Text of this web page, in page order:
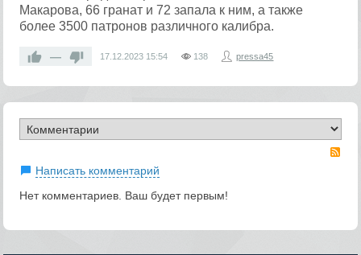
Макарова, 66 гранат и 72 запала к ним, а также
более 3500 патронов различного калибра.
— 17.12.2023 15:54 138 pressa45
Написать комментарий
Нет комментариев. Ваш будет первым!